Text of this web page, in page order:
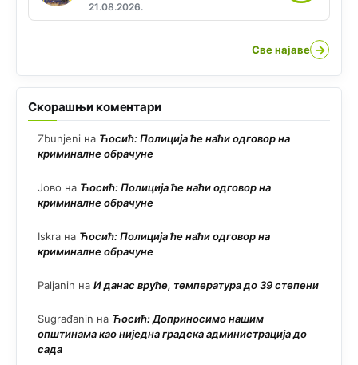
21.08.2026.
Све најаве →
Скорашњи коментари
Zbunjeni на Ћосић: Полиција ће наћи одговор на
криминалне обрачуне
Јово на Ћосић: Полиција ће наћи одговор на
криминалне обрачуне
Iskra на Ћосић: Полиција ће наћи одговор на
криминалне обрачуне
Paljanin на И данас вруће, температура до 39 степени
Sugrađanin на Ћосић: Доприносимо нашим
општинама као ниједна градска администрација до
сада